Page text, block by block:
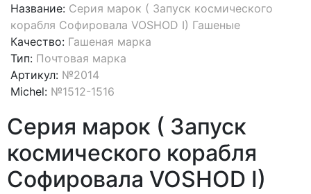
Название: Серия марок ( Запуск космического
корабля Софировала VOSHOD I) Гашеные
Качество: Гашеная марка
Тип: Почтовая марка
Артикул: №2014
Michel: №1512-1516
Серия марок ( Запуск
космического корабля
Софировала VOSHOD I)